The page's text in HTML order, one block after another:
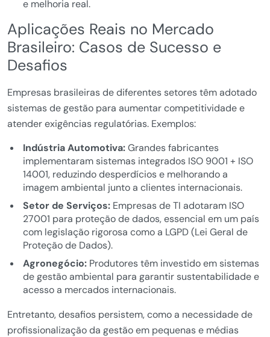
e melhoria real.
Aplicações Reais no Mercado
Brasileiro: Casos de Sucesso e
Desafios
Empresas brasileiras de diferentes setores têm adotado
sistemas de gestão para aumentar competitividade e
atender exigências regulatórias. Exemplos:
Indústria Automotiva:Grandes fabricantes
implementaram sistemas integrados ISO 9001 + ISO
14001, reduzindo desperdícios e melhorando a
imagem ambiental junto a clientes internacionais.
Setor de Serviços:Empresas de TI adotaram ISO
27001 para proteção de dados, essencial em um país
com legislação rigorosa como a LGPD (Lei Geral de
Proteção de Dados).
Agronegócio:Produtores têm investido em sistemas
de gestão ambiental para garantir sustentabilidade e
acesso a mercados internacionais.
Entretanto, desafios persistem, como a necessidade de
profissionalização da gestão em pequenas e médias